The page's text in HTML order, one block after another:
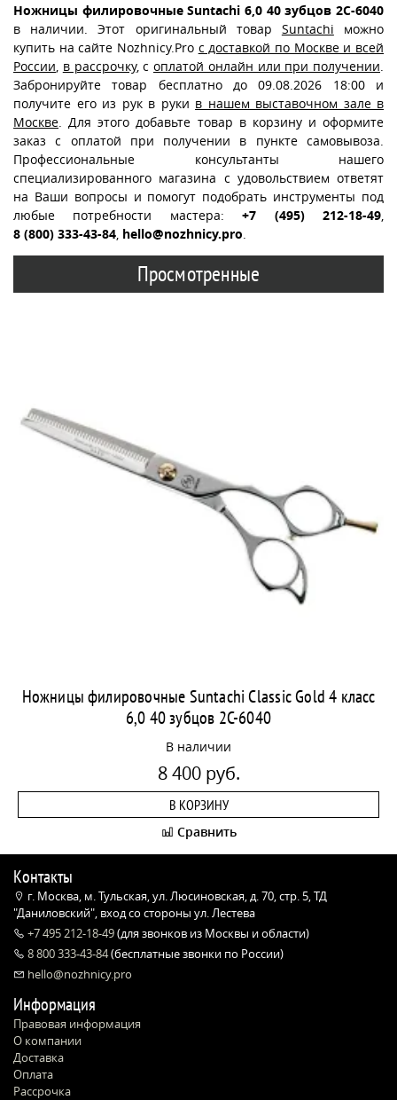
Ножницы филировочные Suntachi 6,0 40 зубцов 2C-6040
в наличии. Этот оригинальный товар Suntachi можно
купить на сайте Nozhnicy.Pro с доставкой по Москве и всей
России в рассрочку, с оплатой онлайн или при получении
Забронируйте товар бесплатно до 09.08.2026 18:00 и
получите его из рук в руки в нашем выставочном зале в
Москве . Для этого добавьте товар в корзину и оформите
заказ с оплатой при получении в пункте самовывоза.
Профессиональные консультанты нашего
специализированного магазина с удовольствием ответят
на Ваши вопросы и помогут подобрать инструменты под
любые потребности мастера:+7 (495) 212-18-49
8 (800) 333-43-84 hello@nozhnicy.pro
Просмотренные
Ножницы филировочные Suntachi Classic Gold 4 класс
6,0 40 зубцов 2C-6040
В наличии
8 400 руб.
В КОРЗИНУ
Сравнить
Контакты
г. Москва, м. Тульская, ул. Люсиновская, д. 70, стр. 5, ТД
"Даниловский", вход со стороны ул. Лестева
+7 495 212-18-49(для звонков из Москвы и области)
8 800 333-43-84(бесплатные звонки по России)
hello@nozhnicy.pro
Информация
Правовая информация
О компании
Доставка
Оплата
Рассрочка